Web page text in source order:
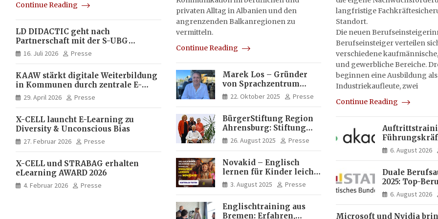
Continue Reading
LD DIDACTIC geht nach
Partnerschaft mit der S-UBG
vollständig in Unternehmerhand
16. Juli 2026 Presse
KAAW stärkt digitale Weiterbildung
in Kommunen durch zentrale E-
Learning Plattform von X-CELL
29. April 2026 Presse
X-CELL launcht E-Learning zu
Diversity & Unconscious Bias
27. Februar 2026 Presse
X-CELL und STRABAG erhalten
eLearning AWARD 2026
4. Februar 2026 Presse
privaten Alltag in Albanien und den
angrenzenden Balkanregionen zu
vermitteln.
Continue Reading
Marek Los – Gründer
von Sprachzentrum
Moose, Moose Casa
Italia und Apartamento
Experte für Bildung und
Investitionen in
Brasilien
22. Oktober 2025 Presse
BürgerStiftung Region
Ahrensburg: Stiftung
Dietrich+Gudrun Maaß
fördert
Frauen
26. August 2025 Presse
Novakid – Englisch
lernen für Kinder leicht
gemacht
3. August 2025 Presse
Englischtraining aus
Bremen: Erfahren,
langfristige
Standort.
Die neuen
Berufseinsteiger verteilen
verschiedene
und gewerbliche Bereiche.
beginnen eine Ausbildung als
Industriekaufleute, zwei
Continue Reading
Akademie
6. August 2026
Duale
2025: Top-
Männern
6. August 2026
Microsoft und Nvidia